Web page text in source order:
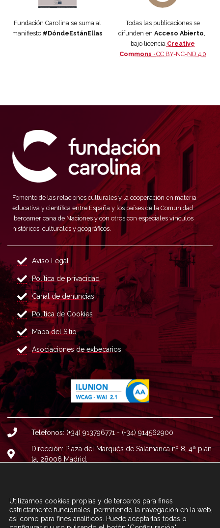
Fundación Carolina se suma al
manifiesto #DóndeEstánEllas
Todas las publicaciones se
difunden en Acceso Abierto
bajo licencia Creative
Commons · CC BY-NC-ND 4.0
Fomento de las relaciones culturales y la cooperación en materia
educativa y científica entre España y los países de la Comunidad
Iberoamericana de Naciones y con otros con especiales vínculos
históricos, culturales y geográficos.
Aviso Legal
Política de privacidad
Canal de denuncias
Política de Cookies
Mapa del Sitio
Asociaciones de exbecarios
Teléfonos: (+34) 913796771 - (+34) 914562900
Dirección: Plaza del Marqués de Salamanca nº 8, 4ª plan
ta, 28006 Madrid.
CONTACTA CON FCA TRAVÉS DEL
Utilizamos cookies propias y de terceros para fines
estrictamente funcionales, permitiendo la navegación en la web,
así como para fines analíticos. Puede aceptarlas todas o